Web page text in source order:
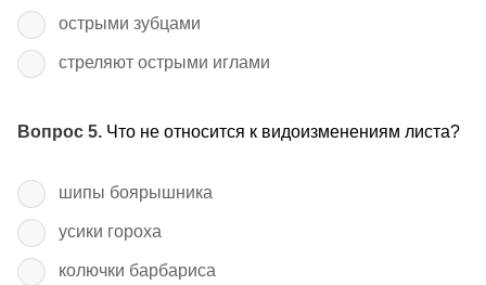
острыми зубцами
стреляют острыми иглами
Вопрос 5. Что не относится к видоизменениям листа?
шипы боярышника
усики гороха
колючки барбариса